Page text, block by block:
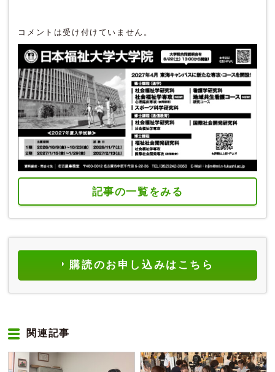
コメントは受け付けていません。
記事の一覧をみる
購読のお申し込みはこちら
関連記事